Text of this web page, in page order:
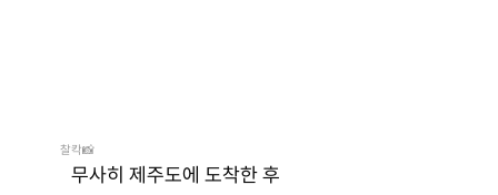
찰칵📸
무사히 제주도에 도착한 후